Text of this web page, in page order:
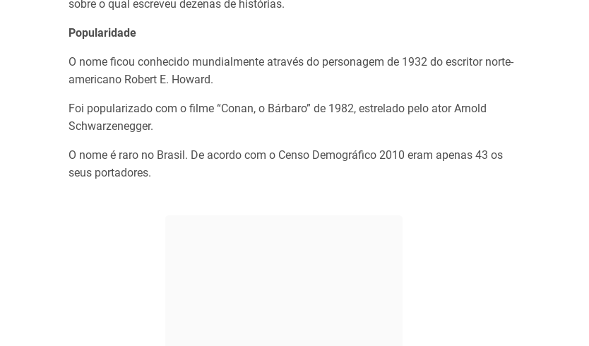
sobre o qual escreveu dezenas de histórias.
Popularidade
O nome ficou conhecido mundialmente através do personagem de 1932 do escritor norte-
americano Robert E. Howard.
Foi popularizado com o filme “Conan, o Bárbaro” de 1982, estrelado pelo ator Arnold
Schwarzenegger.
O nome é raro no Brasil. De acordo com o Censo Demográfico 2010 eram apenas 43 os
seus portadores.